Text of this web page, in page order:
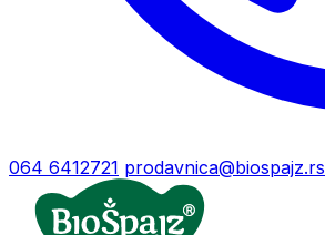
064 6412721 prodavnica@biospajz.rs